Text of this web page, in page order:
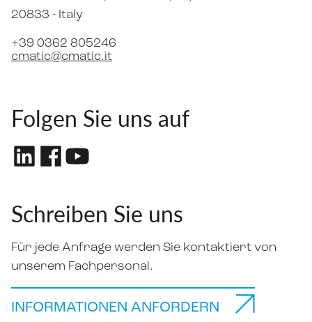
20833 - Italy
+39 0362 805246
cmatic@cmatic.it
Folgen Sie uns auf
Schreiben Sie uns
Für jede Anfrage werden Sie kontaktiert von
unserem Fachpersonal.
INFORMATIONEN ANFORDERN